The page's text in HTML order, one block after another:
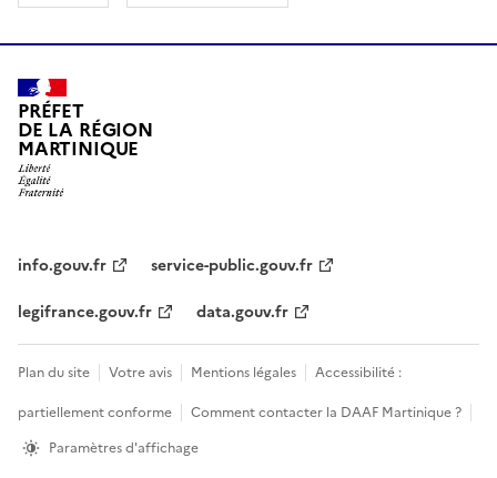
PRÉFET
DE LA RÉGION
MARTINIQUE
info.gouv.fr
service-public.gouv.fr
legifrance.gouv.fr
data.gouv.fr
Plan du site Votre avis Mentions légales
Accessibilité :
partiellement conforme
Comment contacter la DAAF Martinique ?
Paramètres d'affichage